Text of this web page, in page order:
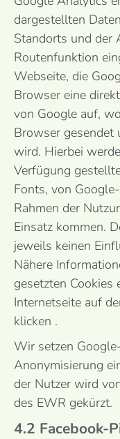
dargestellten
Standorts und der
Routenfunktion
Webseite, die
Browser eine
von Google auf,
Browser gesendet
wird. Hierbei
Verfügung
Fonts, von
Rahmen der
Einsatz kommen.
jeweils keinen
Nähere
gesetzten Cookies
Internetseite auf
klicken .
Wir setzen
Anonymisierung
der Nutzer wird
des EWR gekürzt.
4.2 Facebook-